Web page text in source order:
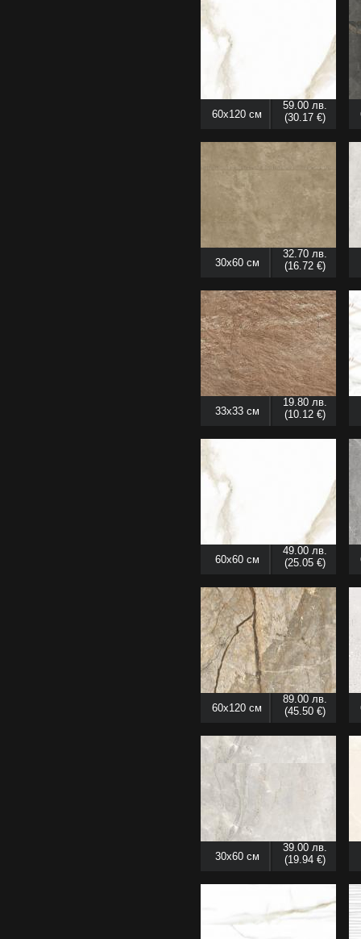
60x120 см
59.00 лв.
(30.17 €)
30x60 см
32.70 лв.
(16.72 €)
33x33 см
19.80 лв.
(10.12 €)
60x60 см
49.00 лв.
(25.05 €)
60x120 см
89.00 лв.
(45.50 €)
30x60 см
39.00 лв.
(19.94 €)